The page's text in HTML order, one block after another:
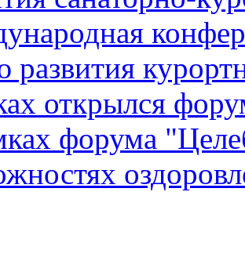
развития
открылся
форума